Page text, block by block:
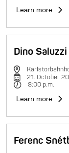
Learn more
Dino
21. October
8:00 p.m.
Learn more
Ferenc